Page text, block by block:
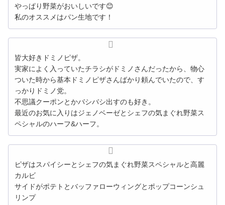
やっぱり野菜がおいしいです😊
私のオススメはパン生地です！
皆大好きドミノピザ。
実家によく入っていたチラシがドミノさんだったから、物心
ついた時から基本ドミノピザさんばかり頼んでいたので、す
っかりドミノ党。
不思議クーポンとかバシバシ出すのも好き。
最近のお気に入りはジェノベーゼとシェフの気まぐれ野菜ス
ペシャルのハーフ&ハーフ。
ピザはスパイシーと シェフの気まぐれ野菜スペシャルと高麗
カルビ
サイドがポテトとバッファローウィングとポップコーンシュ
リンプ